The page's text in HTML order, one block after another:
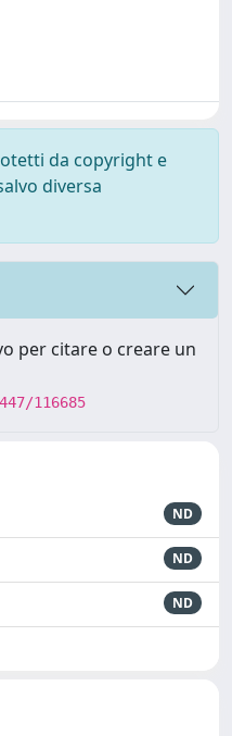
da copyright e
diversa
per citare o creare un
116685
ND
ND
ND